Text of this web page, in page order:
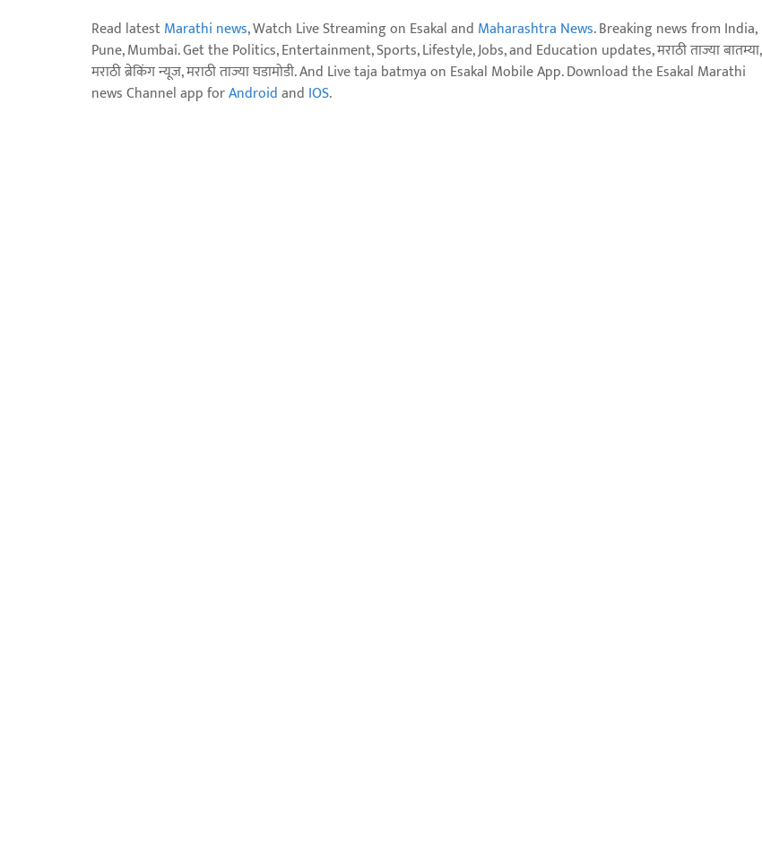
Read latestMarathi news, Watch Live Streaming on Esakal and Maharashtra News. Breaking news from India,
Pune, Mumbai. Get the Politics, Entertainment, Sports, Lifestyle, Jobs, and Education updates, मराठी ताज्या बातम्या,
मराठी ब्रेकिंग न्यूज, मराठी ताज्या घडामोडी. And Live taja batmya on Esakal Mobile App. Download the Esakal Marathi
news Channel app forAndroidand IOS.